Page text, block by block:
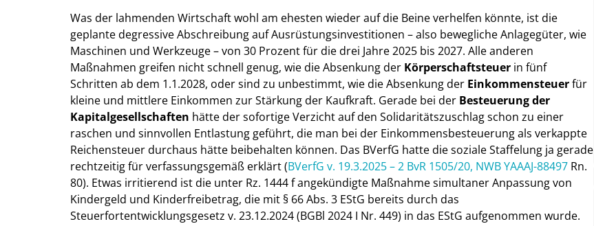
Was der lahmenden Wirtschaft wohl am ehesten wieder auf die Beine verhelfen könnte, ist die
geplante degressive Abschreibung auf Ausrüstungsinvestitionen – also bewegliche Anlagegüter, wie
Maschinen und Werkzeuge – von 30 Prozent für die drei Jahre 2025 bis 2027. Alle anderen
Maßnahmen greifen nicht schnell genug, wie die Absenkung der Körperschaftsteuer in fünf
Schritten ab dem 1.1.2028, oder sind zu unbestimmt, wie die Absenkung der Einkommensteuerfür
kleine und mittlere Einkommen zur Stärkung der Kaufkraft. Gerade bei der Besteuerung der
Kapitalgesellschaften hätte der sofortige Verzicht auf den Solidaritätszuschlag schon zu einer
raschen und sinnvollen Entlastung geführt, die man bei der Einkommensbesteuerung als verkappte
Reichensteuer durchaus hätte beibehalten können. Das BVerfG hatte die soziale Staffelung ja gerade
rechtzeitig für verfassungsgemäß erklärt (BVerfG v. 19.3.2025 – 2 BvR 1505/20, NWB YAAAJ-88497 Rn.
80). Etwas irritierend ist die unter Rz. 1444 f angekündigte Maßnahme simultaner Anpassung von
Kindergeld und Kinderfreibetrag, die mit § 66 Abs. 3 EStG bereits durch das
Steuerfortentwicklungsgesetz v. 23.12.2024 (BGBl 2024 I Nr. 449) in das EStG aufgenommen wurde.